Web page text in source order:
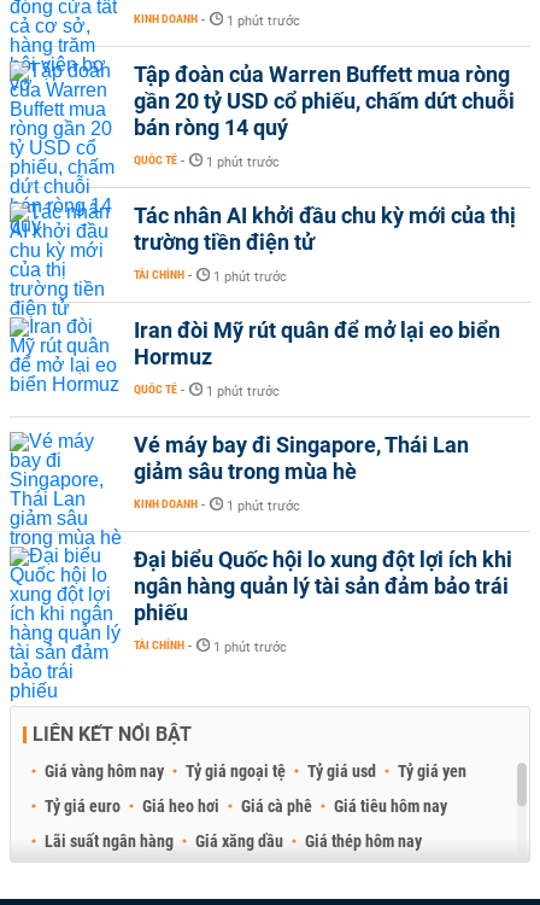
KINH DOANH - 1 phút trước
Tập đoàn của Warren Buffett mua ròng
gần 20 tỷ USD cổ phiếu, chấm dứt chuỗi
bán ròng 14 quý
QUỐC TẾ - 1 phút trước
Tác nhân AI khởi đầu chu kỳ mới của thị
trường tiền điện tử
TÀI CHÍNH - 1 phút trước
Iran đòi Mỹ rút quân để mở lại eo biển
Hormuz
QUỐC TẾ - 1 phút trước
Vé máy bay đi Singapore, Thái Lan
giảm sâu trong mùa hè
KINH DOANH - 1 phút trước
Đại biểu Quốc hội lo xung đột lợi ích khi
ngân hàng quản lý tài sản đảm bảo trái
phiếu
TÀI CHÍNH - 1 phút trước
LIÊN KẾT NỔI BẬT
Giá vàng hôm nay Tỷ giá ngoại tệ Tỷ giá usd
Tỷ giá yen
Tỷ giá euro
Giá heo hơi Giá cà phê
Giá tiêu hôm nay
Lãi suất ngân hàng
Giá xăng dầu
Giá thép hôm nay